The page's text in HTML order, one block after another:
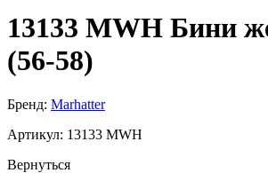
13133 MWH Бини
(56-58)
Бренд: Marhatter
Артикул: 13133 MWH
Вернуться